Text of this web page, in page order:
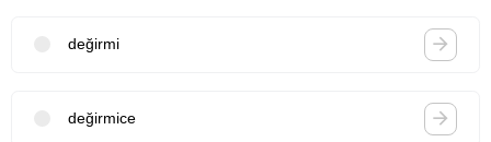
değirmi
değirmice